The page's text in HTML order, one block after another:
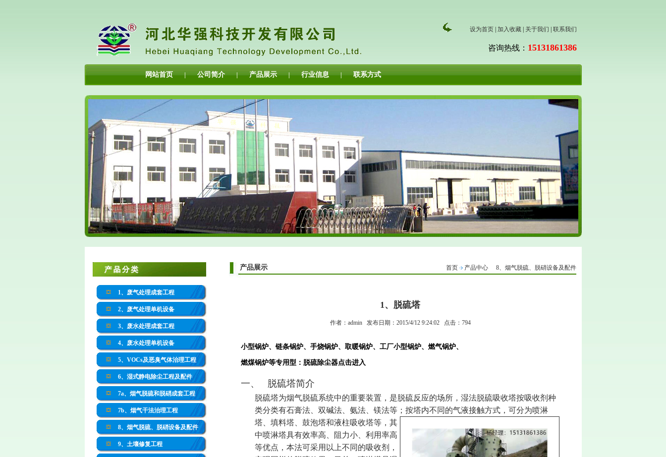
设为首页| 加入收藏| 关于我们 联系我们
咨询热线： 15131861386
网站首页 | 公司简介 | 产品展示 | 行业信息 | 联系方式
1、废气处理成套工程
2、废气处理单机设备
3、废水处理成套工程
4、废水处理单机设备
5、VOCs及恶臭气体治理工程
6、湿式静电除尘工程及配件
7a、烟气脱硫和脱硝成套工程
7b、烟气干法治理工程
8、烟气脱硫、脱硝设备及配件
9、土壤修复工程
产品展示 首页 产品中心 8、烟气脱硫、脱硝设备及配件
1、脱硫塔
作者：admin 发布日期：2015/4/12 9:24:02 点击：794
小型锅炉、链条锅炉、手烧锅炉、取暖锅炉、工厂小型锅炉、燃气锅炉、
燃煤锅炉等专用型：脱硫除尘器点击进入
一、 脱硫塔简介
脱硫塔为烟气脱硫系统中的重要装置，是脱硫反应的场所，湿法脱硫吸收塔按吸收剂种
类分类有石膏法、双碱法、氨法、镁法等；按塔内不同的气液接触方式，可分为喷淋
塔、填料塔、鼓泡塔和液柱吸收塔等，其
中喷淋塔具有效率高、阻力小、利用率高
等优点，本法可采用以上不同的吸收剂，